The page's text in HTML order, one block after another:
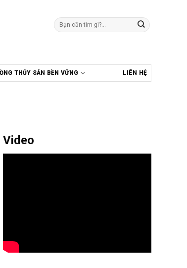
Tìm
kiếm:
THỦY SẢN BỀN VỮNG LIÊN HỆ
Video